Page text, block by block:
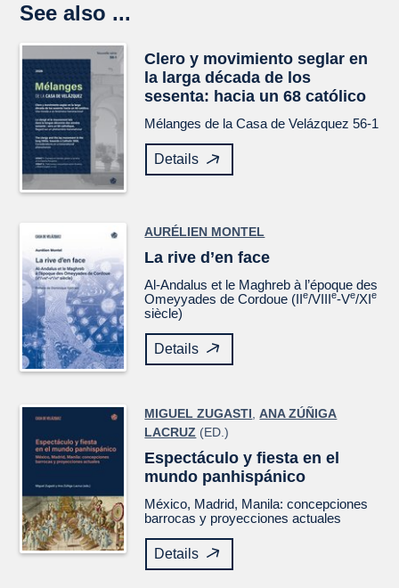
See also ...
Clero y movimiento seglar en
la larga década de los
sesenta: hacia un 68 católico
Mélanges de la Casa de Velázquez 56-1
Details
AURÉLIEN MONTEL
La rive d’en face
Al-Andalus et le Maghreb à l’époque des
Omeyyades de Cordoue (IIe/VIIIe-Ve/XIe
siècle)
Details
MIGUEL ZUGASTI ,ANA ZÚÑIGA
LACRUZ (ED.)
Espectáculo y fiesta en el
mundo panhispánico
México, Madrid, Manila: concepciones
barrocas y proyecciones actuales
Details